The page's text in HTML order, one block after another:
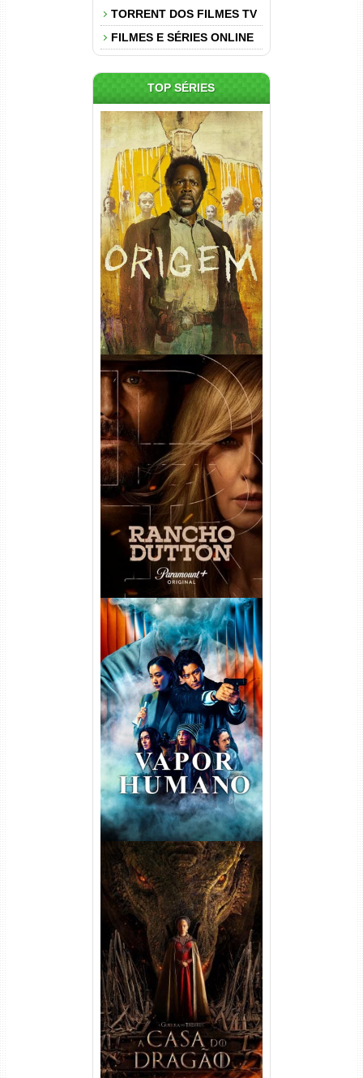
TORRENT DOS FILMES TV
FILMES E SÉRIES ONLINE
TOP SÉRIES
Origem 4ª Temporada Torrent
(2026) WEB-DL 1080p/4K
Dual Áudio
Rancho Dutton 1ª
Temporada Torrent (2026)
WEB-DL 1080p Dual Áudio
Vapor Humano 1ª Temporada
Torrent (2026) WEB-DL 1080p
Dual Áudio
A Casa do Dragão 1ª
Temporada Torrent (2022)
WEB-DL 720p/1080p Dual
Áudio